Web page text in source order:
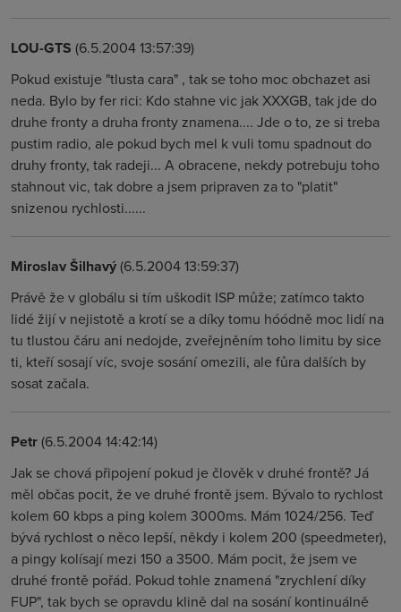
LOU-GTS (6.5.2004 13:57:39)
Pokud existuje "tlusta cara" , tak se toho moc obchazet asi
neda. Bylo by fer rici: Kdo stahne vic jak XXXGB, tak jde do
druhe fronty a druha fronty znamena.... Jde o to, ze si treba
pustim radio, ale pokud bych mel k vuli tomu spadnout do
druhy fronty, tak radeji... A obracene, nekdy potrebuju toho
stahnout vic, tak dobre a jsem pripraven za to "platit"
snizenou rychlosti......
Miroslav Šilhavý(6.5.2004 13:59:37)
Právě že v globálu si tím uškodit ISP může; zatímco takto
lidé žijí v nejistotě a krotí se a díky tomu hóódně moc lidí na
tu tlustou čáru ani nedojde, zveřejněním toho limitu by sice
ti, kteří sosají víc, svoje sosání omezili, ale fůra dalších by
sosat začala.
Petr(6.5.2004 14:42:14)
Jak se chová připojení pokud je člověk v druhé frontě? Já
měl občas pocit, že ve druhé frontě jsem. Bývalo to rychlost
kolem 60 kbps a ping kolem 3000ms. Mám 1024/256. Teď
bývá rychlost o něco lepší, někdy i kolem 200 (speedmeter),
a pingy kolísají mezi 150 a 3500. Mám pocit, že jsem ve
druhé frontě pořád. Pokud tohle znamená "zrychlení díky
FUP", tak bych se opravdu klině dal na sosání kontinuálně